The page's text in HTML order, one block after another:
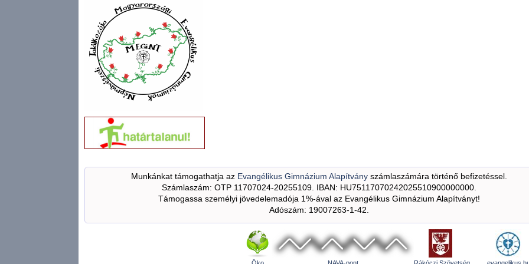
Munkánkat támogathatja az Evangélikus Gimnázium Alapítványszámlaszámára történő befizetéssel.
Számlaszám: OTP 11707024-20255109. IBAN: HU75117070242025510900000000.
Támogassa személyi jövedelemadója 1%-ával az Evangélikus Gimnázium Alapítványt!
Adószám: 19007263-1-42.